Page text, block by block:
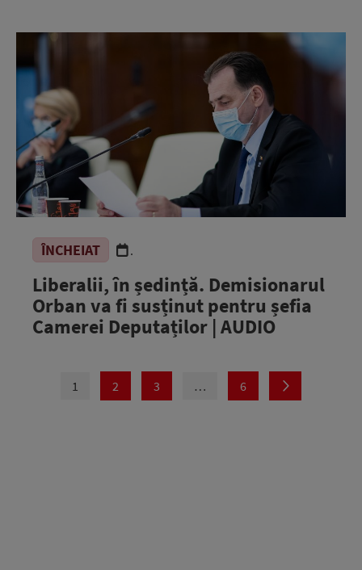
ÎNCHEIAT .
Liberalii, în ședință. Demisionarul
Orban va fi susținut pentru șefia
Camerei Deputaților | AUDIO
1 2 3 … 6